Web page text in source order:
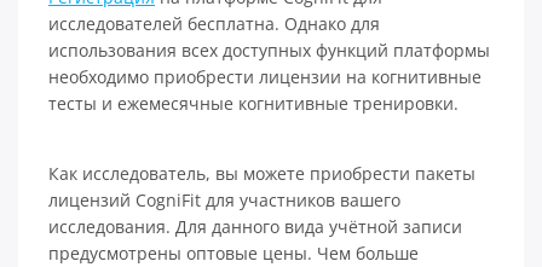
исследователей бесплатна. Однако для
использования всех доступных функций платформы
необходимо приобрести лицензии на когнитивные
тесты и ежемесячные когнитивные тренировки.
Как исследователь, вы можете приобрести пакеты
лицензий CogniFit для участников вашего
исследования. Для данного вида учётной записи
предусмотрены оптовые цены. Чем больше